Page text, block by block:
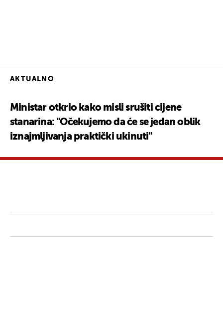
AKTUALNO
Ministar otkrio kako misli srušiti cijene
stanarina: "Očekujemo da će se jedan oblik
iznajmljivanja praktički ukinuti"